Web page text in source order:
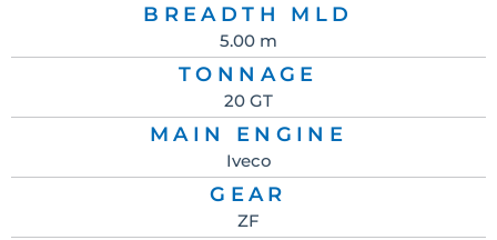
BREADTH MLD
5.00 m
TONNAGE
20 GT
MAIN ENGINE
Iveco
GEAR
ZF